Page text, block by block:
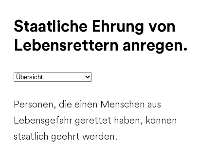
Staatliche Ehrung von
Lebensrettern anregen.
Personen, die einen Menschen aus
Lebensgefahr gerettet haben, können
staatlich geehrt werden.